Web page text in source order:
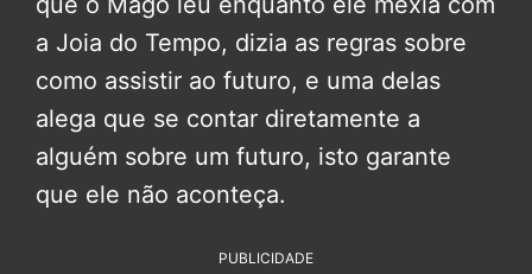
a Joia do Tempo, dizia as regras sobre
como assistir ao futuro, e uma delas
alega que se contar diretamente a
alguém sobre um futuro, isto garante
que ele não aconteça.
PUBLICIDADE